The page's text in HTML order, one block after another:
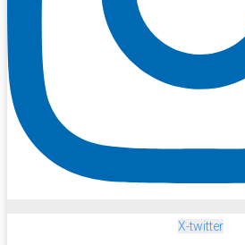
X-twitter